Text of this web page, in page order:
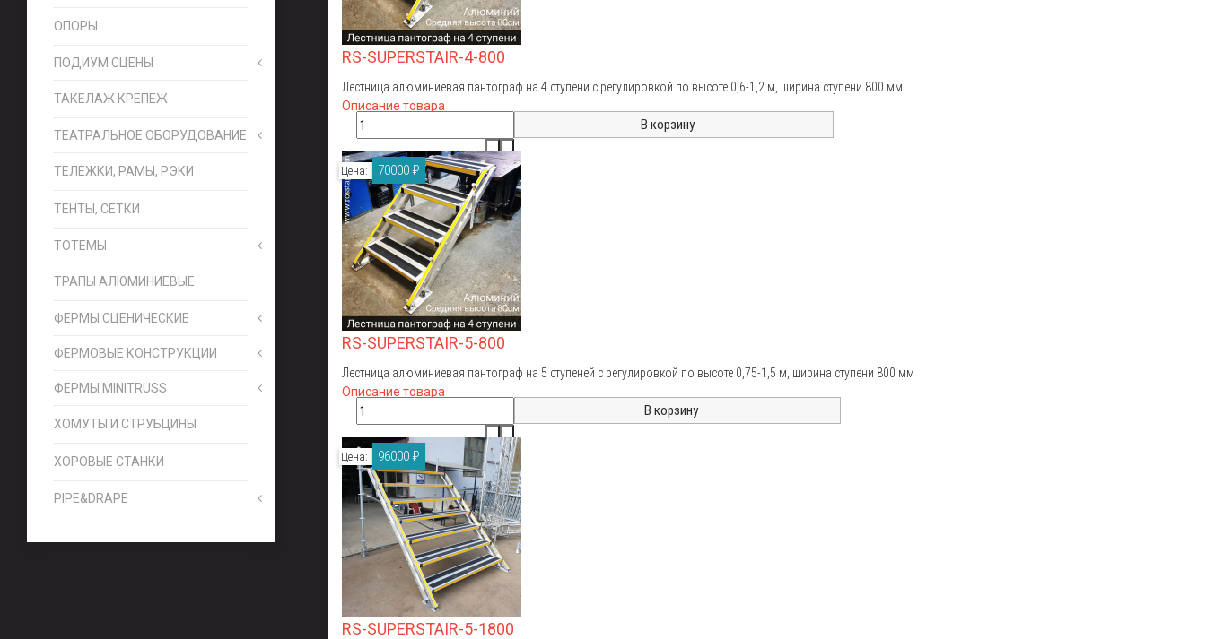
ОПОРЫ
ПОДИУМ СЦЕНЫ
ТАКЕЛАЖ КРЕПЕЖ
ТЕАТРАЛЬНОЕ ОБОРУДОВАНИЕ
ТЕЛЕЖКИ, РАМЫ, РЭКИ
ТЕНТЫ, СЕТКИ
ТОТЕМЫ
ТРАПЫ АЛЮМИНИЕВЫЕ
ФЕРМЫ СЦЕНИЧЕСКИЕ
ФЕРМОВЫЕ КОНСТРУКЦИИ
ФЕРМЫ MINITRUSS
ХОМУТЫ И СТРУБЦИНЫ
ХОРОВЫЕ СТАНКИ
PIPE&DRAPE
RS-SUPERSTAIR-4-800
Лестница алюминиевая пантограф на 4 ступени с регулировкой по высоте 0,6-1,2 м, ширина ступени 800 мм
Описание товара
RS-SUPERSTAIR-5-800
Лестница алюминиевая пантограф на 5 ступеней с регулировкой по высоте 0,75-1,5 м, ширина ступени 800 мм
Описание товара
Цена: 70000 ₽
RS-SUPERSTAIR-5-1800
Цена: 96000 ₽